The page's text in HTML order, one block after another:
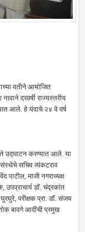
वतीने आयोजित
दरवर्षी राज्यस्तरीय
आले. हे यंदाचे २४ वे वर्ष
उद्घाटन करण्यात आले. या
संस्थेचे सचिव व्यंकटराव
पाटील, माजी नगराध्यक्ष
डॉ. चंद्रकांत
घुरघुरे, परीक्षक प्रा. डॉ. संजय
बावगे आदींची प्रमुख